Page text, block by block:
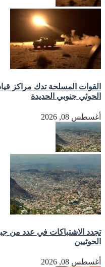
القوات المسلحة تدك مراكز
الحوثي جنوبي الحديدة
أغسطس 08, 2026
تجدد الاشتباكات في عدد من
الحوثيين
أغسطس 08, 2026